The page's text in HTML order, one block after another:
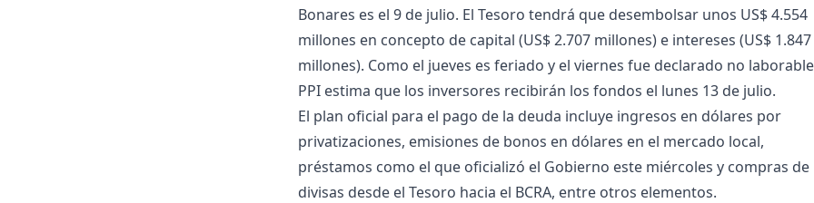
Bonares es el 9 de julio. El Tesoro tendrá que desembolsar unos US$ 4.554
millones en concepto de capital (US$ 2.707 millones) e intereses (US$ 1.847
millones). Como el jueves es feriado y el viernes fue declarado no
PPI estima que los inversores recibirán los fondos el lunes 13 de julio.
El plan oficial para el pago de la deuda incluye ingresos en dólares por
privatizaciones, emisiones de bonos en dólares en el mercado local,
préstamos como el que oficializó el Gobierno este miércoles y compras de
divisas desde el Tesoro hacia el BCRA, entre otros elementos.